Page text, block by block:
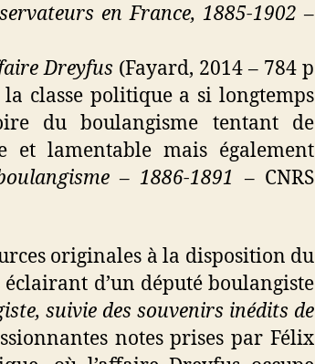
en France, 1885-1902 –
Dreyfus (Fayard, 2014 – 784 p
classe politique a si longtemps
du boulangisme tentant de
et lamentable mais également
– 1886-1891– CNRS
originales à la disposition du
d’un député boulangiste
suivie des souvenirs inédits de
notes prises par Félix